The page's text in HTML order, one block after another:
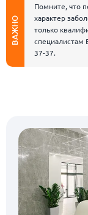
ВАЖНО
Помните, что
характер
только
специалистам
37-37.